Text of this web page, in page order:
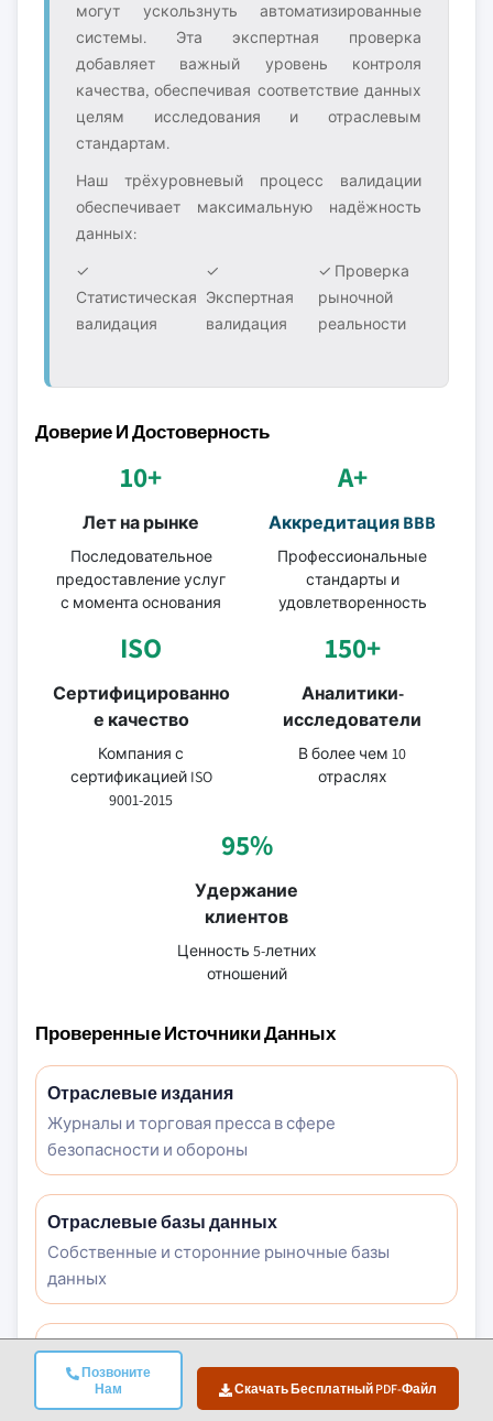
Позвоните
Нам
Скачать Бесплатный PDF-Файл
могут ускользнуть автоматизированные
системы. Эта экспертная проверка
добавляет важный уровень контроля
качества, обеспечивая соответствие данных
целям исследования и отраслевым
стандартам.
Наш трёхуровневый процесс валидации
обеспечивает максимальную надёжность
данных:
✓
Статистическая
валидация
✓
Экспертная
валидация
✓ Проверка
рыночной
реальности
Доверие И Достоверность
10+
Лет на рынке
Последовательное
предоставление услуг
с момента основания
A+
Аккредитация BBB
Профессиональные
стандарты и
удовлетворенность
ISO
Сертифицированно
е качество
Компания с
сертификацией ISO
9001-2015
150+
Аналитики-
исследователи
В более чем 10
отраслях
95%
Удержание
клиентов
Ценность 5-летних
отношений
Проверенные Источники Данных
Отраслевые издания
Журналы и торговая пресса в сфере
безопасности и обороны
Отраслевые базы данных
Собственные и сторонние рыночные базы
данных
Нормативные документы
Государственные закупочные записи и
политические документы